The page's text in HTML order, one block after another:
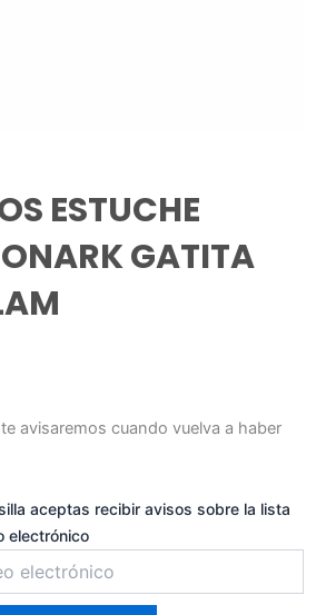
ESTUCHE
GATITA
avisaremos cuando vuelva a haber
aceptas recibir avisos sobre la lista
electrónico